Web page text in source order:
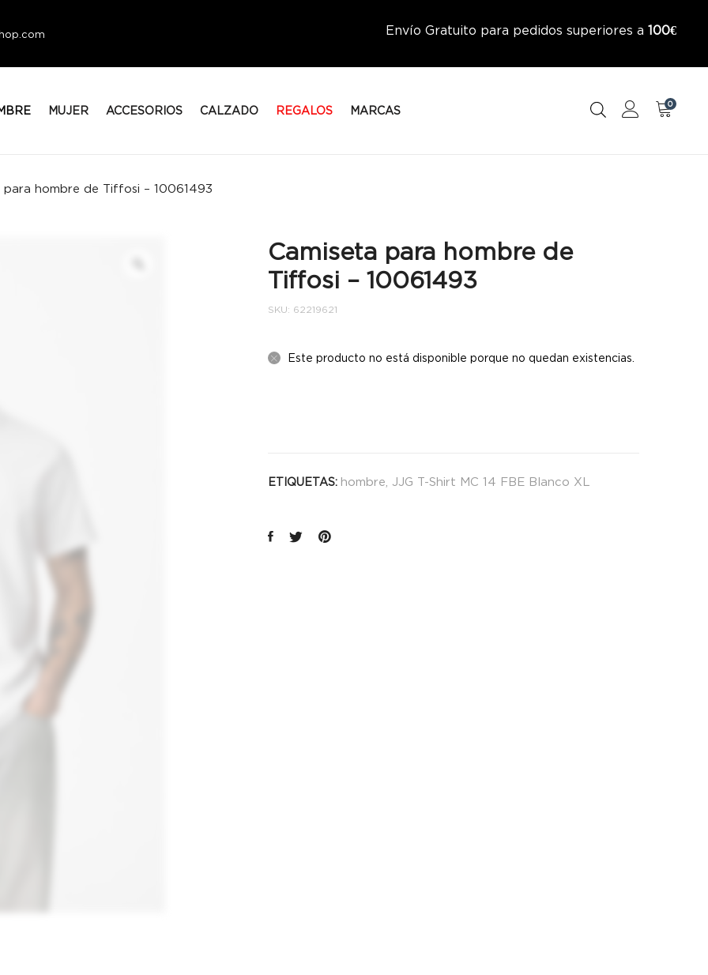
Envío Gratuito para pedidos superiores a 100€
MUJER ACCESORIOS CALZADO REGALOS MARCAS
0
para hombre de Tiffosi – 10061493
Camiseta para hombre de
Tiffosi – 10061493
SKU: 62219621
Este producto no está disponible porque no quedan existencias.
ETIQUETAS: hombre JJG T-Shirt MC 14 FBE Blanco XL